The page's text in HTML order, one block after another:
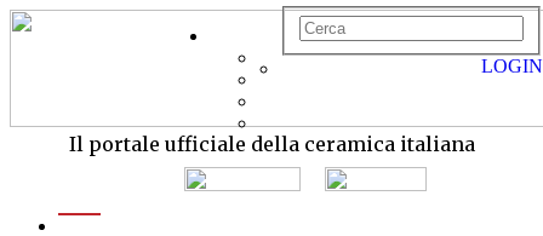
Il portale ufficiale della ceramica italiana
LOGIN